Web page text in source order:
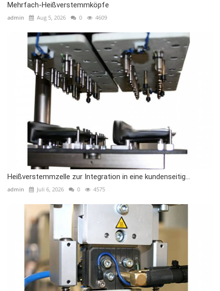
Mehrfach-Heißverstemmköpfe
admin Aug 5, 2026 0 4609
Heißverstemmzelle zur Integration in eine kundenseitig...
admin Juli 6, 2026 0 4575